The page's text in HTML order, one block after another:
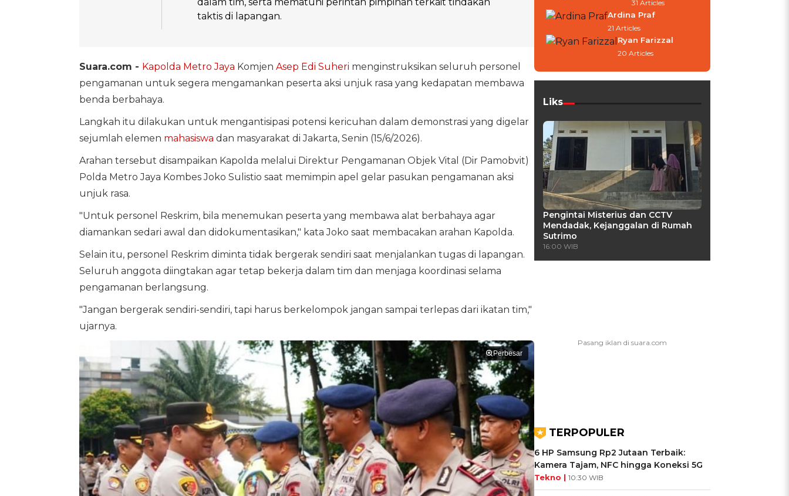
taktis di lapangan.
Suara.com - Kapolda Metro Jaya Komjen Asep Edi Suheri menginstruksikan seluruh personel
pengamanan untuk segera mengamankan peserta aksi unjuk rasa yang kedapatan membawa
benda berbahaya.
Langkah itu dilakukan untuk mengantisipasi potensi kericuhan dalam demonstrasi yang digelar
sejumlah elemen mahasiswa dan masyarakat di Jakarta, Senin (15/6/2026).
Arahan tersebut disampaikan Kapolda melalui Direktur Pengamanan Objek Vital (Dir Pamobvit)
Polda Metro Jaya Kombes Joko Sulistio saat memimpin apel gelar pasukan pengamanan aksi
unjuk rasa.
"Untuk personel Reskrim, bila menemukan peserta yang membawa alat berbahaya agar
diamankan sedari awal dan didokumentasikan," kata Joko saat membacakan arahan Kapolda.
Selain itu, personel Reskrim diminta tidak bergerak sendiri saat menjalankan tugas di lapangan.
Seluruh anggota diingtakan agar tetap bekerja dalam tim dan menjaga koordinasi selama
pengamanan berlangsung.
"Jangan bergerak sendiri-sendiri, tapi harus berkelompok jangan sampai terlepas dari ikatan tim,"
ujarnya.
Perbesar
31 Articles
Ardina Praf
21 Articles
Ryan Farizzal
20 Articles
Liks
Pengintai Misterius dan CCTV
Mendadak, Kejanggalan di Rumah
Sutrimo
16:00 WIB
TERPOPULER
6 HP Samsung Rp2 Jutaan Terbaik:
Kamera Tajam, NFC hingga Koneksi 5G
Tekno | 10:30 WIB